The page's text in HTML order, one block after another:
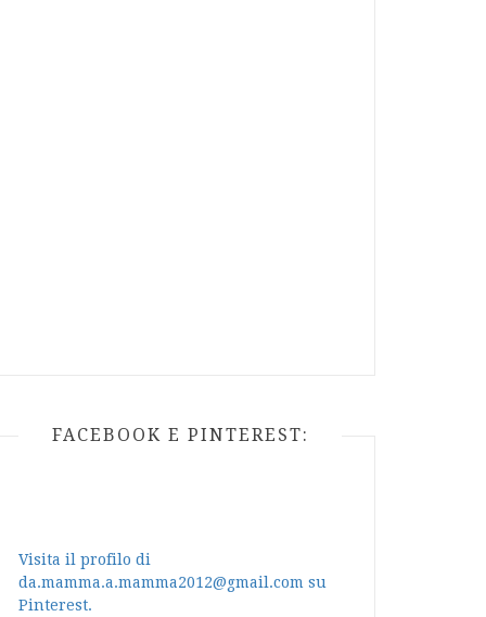
FACEBOOK E PINTEREST:
Visita il profilo di
da.mamma.a.mamma2012@gmail.com su
Pinterest.